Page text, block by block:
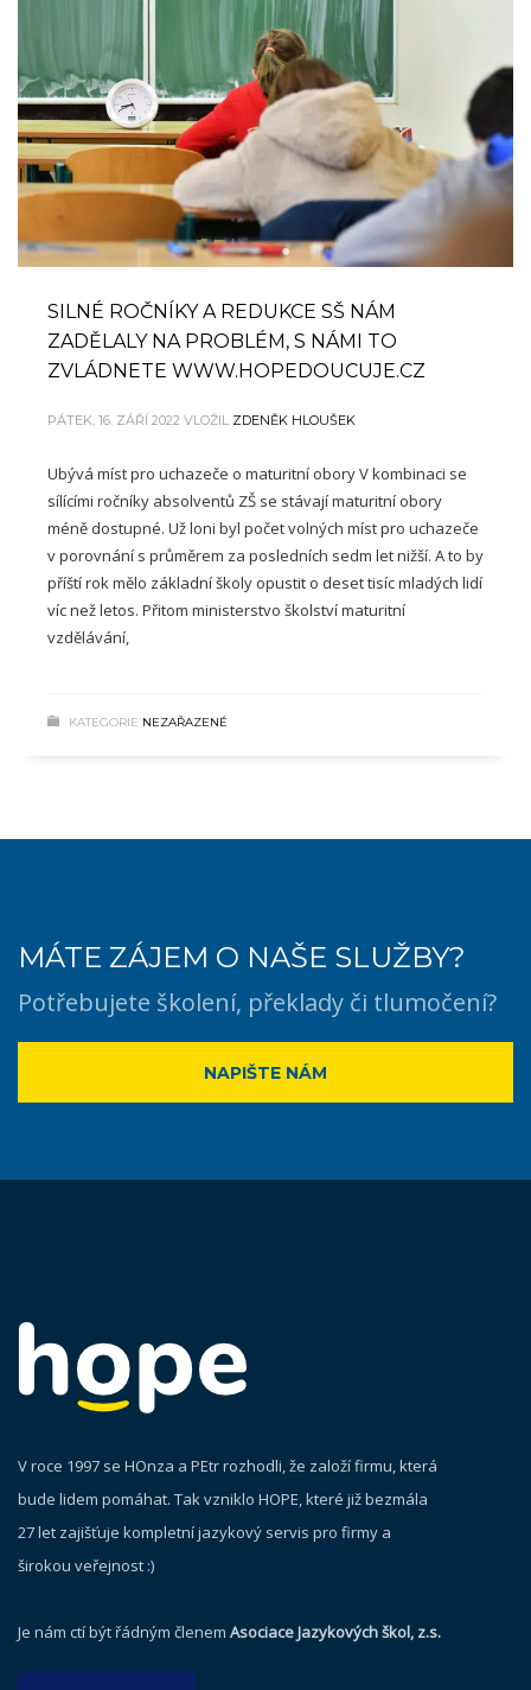
SILNÉ ROČNÍKY A REDUKCE SŠ NÁM
ZADĚLALY NA PROBLÉM, S NÁMI TO
ZVLÁDNETE WWW.HOPEDOUCUJE.CZ
PÁTEK, 16. ZÁŘÍ 2022 VLOŽIL ZDENĚK HLOUŠEK
Ubývá míst pro uchazeče o maturitní obory V kombinaci se
sílícími ročníky absolventů ZŠ se stávají maturitní obory
méně dostupné. Už loni byl počet volných míst pro uchazeče
v porovnání s průměrem za posledních sedm let nižší. A to by
příští rok mělo základní školy opustit o deset tisíc mladých lidí
víc než letos. Přitom ministerstvo školství maturitní
vzdělávání,
KATEGORIE NEZAŘAZENÉ
MÁTE ZÁJEM O NAŠE SLUŽBY?
Potřebujete školení, překlady či tlumočení?
NAPIŠTE NÁM
V roce 1997 se HOnza a PEtr rozhodli, že založí firmu, která
bude lidem pomáhat. Tak vzniklo HOPE, které již bezmála
27 let zajišťuje kompletní jazykový servis pro firmy a
širokou veřejnost :)
Je nám ctí být řádným členem Asociace Jazykových škol, z.s.